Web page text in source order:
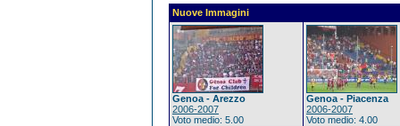
Nuove Immagini
Genoa - Arezzo
2006-2007
Voto medio: 5.00
Genoa - Piacenza
2006-2007
Voto medio: 4.00